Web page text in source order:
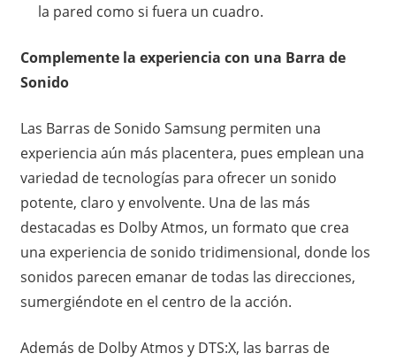
la pared como si fuera un cuadro.
Complemente la experiencia con una Barra de
Sonido
Las Barras de Sonido Samsung permiten una
experiencia aún más placentera, pues emplean una
variedad de tecnologías para ofrecer un sonido
potente, claro y envolvente. Una de las más
destacadas es Dolby Atmos, un formato que crea
una experiencia de sonido tridimensional, donde los
sonidos parecen emanar de todas las direcciones,
sumergiéndote en el centro de la acción.
Además de Dolby Atmos y DTS:X, las barras de